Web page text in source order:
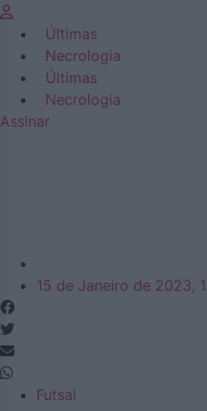
Últimas
Necrologia
Últimas
Necrologia
Assinar
15 de Janeiro de 2023,
Futsal